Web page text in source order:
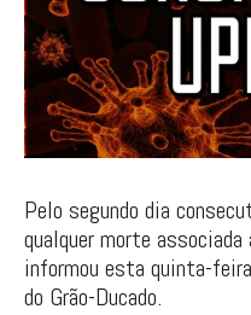
Pelo segundo dia
qualquer morte
informou esta quinta-
do Grão-Ducado.